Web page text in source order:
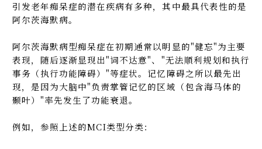
引发老年痴呆症的潜在疾病有多种，其中最具代表性的是
阿尔茨海默病。
阿尔茨海默病型痴呆症在初期通常以明显的"健忘"为主要
表现，随后逐渐显现出"词不达意"、"无法顺利规划和执行
事务（执行功能障碍）"等症状。记忆障碍之所以最先出
现，是因为大脑中"负责掌管记忆的区域（包含海马体的
颞叶）"率先发生了功能衰退。
例如，参照上述的MCI类型分类：